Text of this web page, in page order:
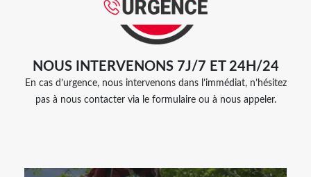
NOUS INTERVENONS 7J/7 ET 24H/24
En cas d’urgence, nous intervenons dans l’immédiat, n’hésitez
pas à nous contacter via le formulaire ou à nous appeler.